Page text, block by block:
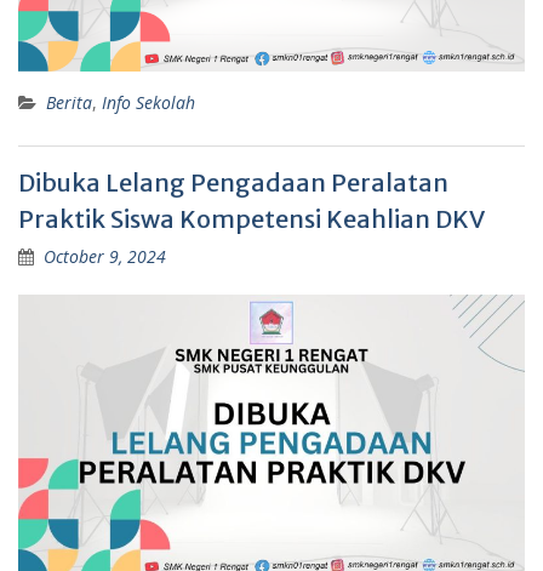
Berita, Info Sekolah
Dibuka Lelang Pengadaan Peralatan
Praktik Siswa Kompetensi Keahlian DKV
October 9, 2024